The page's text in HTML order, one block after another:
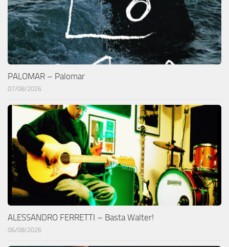
PALOMAR – Palomar
07/08/2026
ALESSANDRO FERRETTI – Basta Walter!
06/08/2026